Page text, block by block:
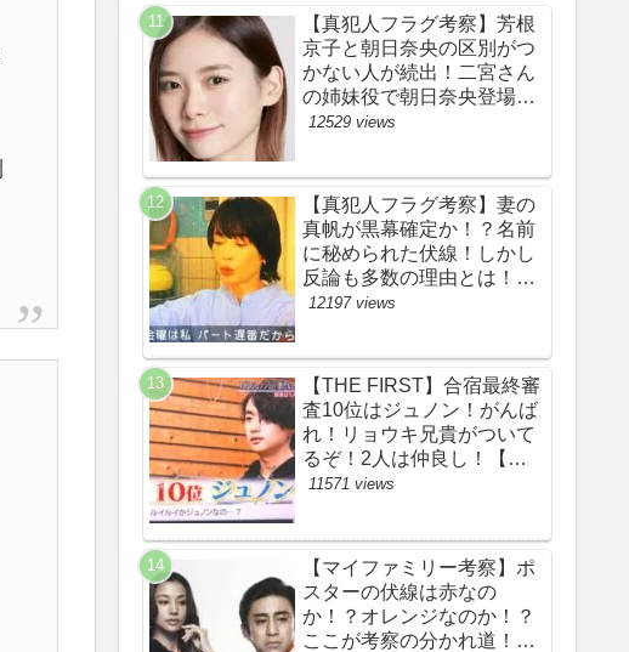
ァースト】
【真犯人フラグ考察】芳根
京子と朝日奈央の区別がつ
かない人が続出！二宮さん
の姉妹役で朝日奈央登場
か！【ネット・ツイッター
ト黒幕伏線まとめ】
12529 views
【真犯人フラグ考察】妻の
真帆が黒幕確定か！？名前
に秘められた伏線！しかし
反論も多数の理由とは！
【ネット・ツイッターの考
幕伏線まとめ】
12197 views
【THE FIRST】合宿最終審
査10位はジュノン！がんば
れ！リョウキ兄貴がついて
るぞ！2人は仲良し！【ザ
ファースト・ネット・ツイ
リ・BE:FIRST・ビーファ
ースト・JUNON・
RYOKI】
11571 views
【マイファミリー考察】ポ
スターの伏線は赤なの
か！？オレンジなのか！？
ここが考察の分かれ道！